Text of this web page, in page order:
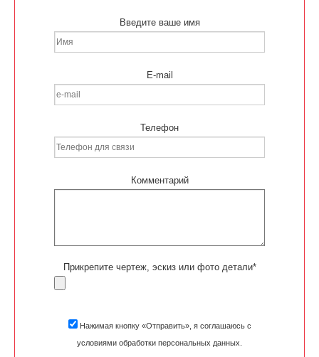
Введите ваше имя
E-mail
Телефон
Комментарий
Прикрепите чертеж, эскиз или фото детали*
Нажимая кнопку «Отправить», я соглашаюсь с
условиями обработки персональных данных.